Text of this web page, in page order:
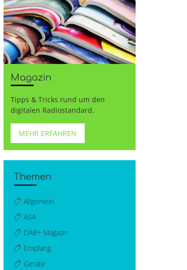
Magazin
Tipps & Tricks rund um den
digitalen Radiostandard.
MEHR ERFAHREN
Themen
Allgemein
ASA
DAB+ Magazin
Empfang
Geräte